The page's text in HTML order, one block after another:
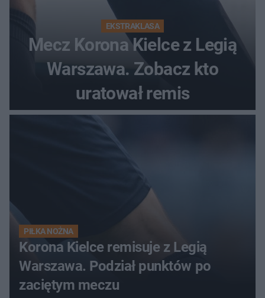
EKSTRAKLASA
Mecz Korona Kielce z Legią
Warszawa. Zobacz kto
uratował remis
PIŁKA NOŻNA
Korona Kielce remisuje z Legią
Warszawa. Podział punktów po
zaciętym meczu